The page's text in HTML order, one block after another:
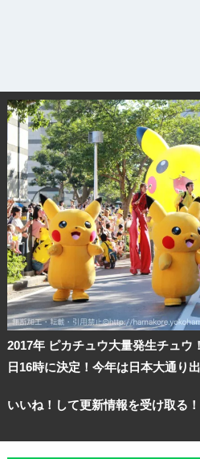
2017年 ピカチュウ大量発生チュウ
日16時に決定！今年は日本大通り
いいね！して更新情報を受け取る！